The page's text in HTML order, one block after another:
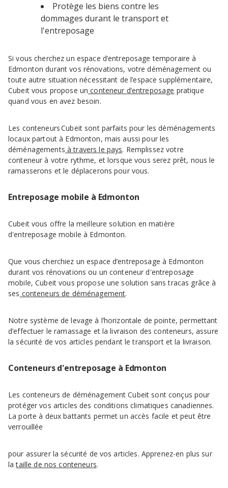
Protège les biens contre les
dommages durant le transport et
l'entreposage
Si vous cherchez un espace d’entreposage temporaire à
Edmonton durant vos rénovations, votre déménagement ou
toute autre situation nécessitant de l’espace supplémentaire,
Cubeit vous propose un conteneur d’entreposage pratique
quand vous en avez besoin.
Les conteneurs Cubeit sont parfaits pour les déménagements
locaux partout à Edmonton, mais aussi pour les
déménagements à travers le pays. Remplissez votre
conteneur à votre rythme, et lorsque vous serez prêt, nous le
ramasserons et le déplacerons pour vous.
Entreposage mobile à Edmonton
Cubeit vous offre la meilleure solution en matière
d'entreposage mobile à Edmonton.
Que vous cherchiez un espace d’entreposage à Edmonton
durant vos rénovations ou un conteneur d'entreposage
mobile, Cubeit vous propose une solution sans tracas grâce à
ses conteneurs de déménagement.
Notre système de levage à l’horizontale de pointe, permettant
d’effectuer le ramassage et la livraison des conteneurs, assure
la sécurité de vos articles pendant le transport et la livraison.
Conteneurs d'entreposage à Edmonton
Les conteneurs de déménagement Cubeit sont conçus pour
protéger vos articles des conditions climatiques canadiennes.
La porte à deux battants permet un accès facile et peut être
verrouillée
pour assurer la sécurité de vos articles. Apprenez-en plus sur
lataille de nos conteneurs.